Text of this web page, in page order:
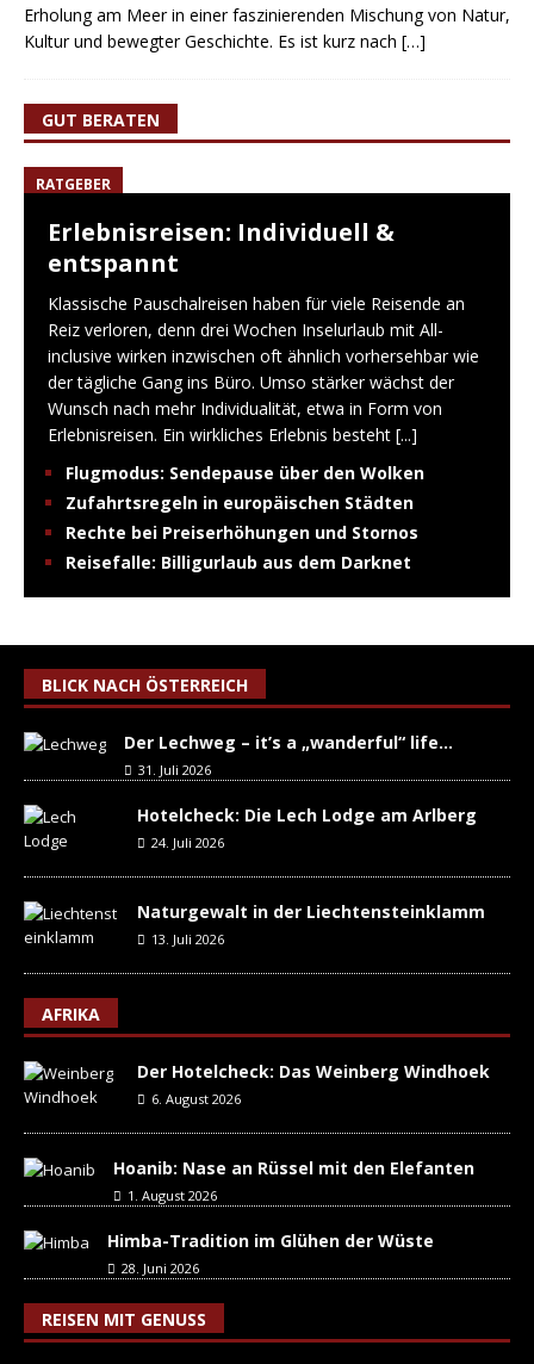
Erholung am Meer in einer faszinierenden Mischung von Natur,
Kultur und bewegter Geschichte. Es ist kurz nach […]
GUT BERATEN
RATGEBER
Erlebnisreisen: Individuell &
entspannt
Klassische Pauschalreisen haben für viele Reisende an
Reiz verloren, denn drei Wochen Inselurlaub mit All-
inclusive wirken inzwischen oft ähnlich vorhersehbar wie
der tägliche Gang ins Büro. Umso stärker wächst der
Wunsch nach mehr Individualität, etwa in Form von
Erlebnisreisen. Ein wirkliches Erlebnis besteht [...]
Flugmodus: Sendepause über den Wolken
Zufahrtsregeln in europäischen Städten
Rechte bei Preiserhöhungen und Stornos
Reisefalle: Billigurlaub aus dem Darknet
BLICK NACH ÖSTERREICH
Der Lechweg – it’s a „wanderful“ life…
31. Juli 2026
Hotelcheck: Die Lech Lodge am Arlberg
24. Juli 2026
Naturgewalt in der Liechtensteinklamm
13. Juli 2026
AFRIKA
Der Hotelcheck: Das Weinberg Windhoek
6. August 2026
Hoanib: Nase an Rüssel mit den Elefanten
1. August 2026
Himba-Tradition im Glühen der Wüste
28. Juni 2026
REISEN MIT GENUSS